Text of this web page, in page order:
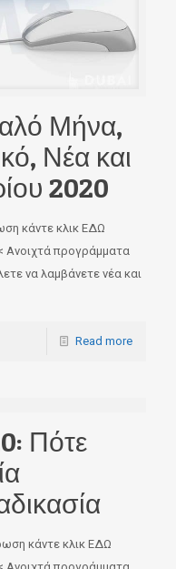
Μήνα,
Νέα και
2020
κάντε κλικ ΕΔΩ
Ανοιχτά προγράμματα
να λαμβάνετε νέα και
Read more
Πότε
κάντε κλικ ΕΔΩ